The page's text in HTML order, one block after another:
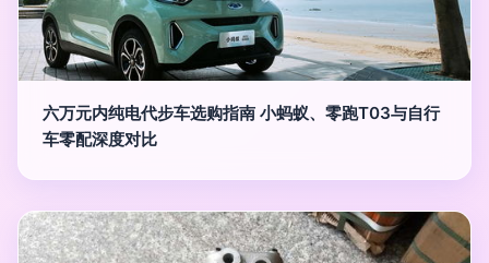
六万元内纯电代步车选购指南 小蚂蚁、零跑T03与自行
车零配深度对比